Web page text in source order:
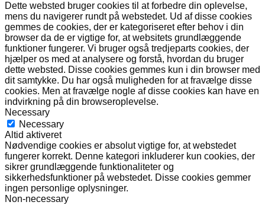
Dette websted bruger cookies til at forbedre din oplevelse,
mens du navigerer rundt på webstedet. Ud af disse cookies
gemmes de cookies, der er kategoriseret efter behov i din
browser da de er vigtige for, at websitets grundlæggende
funktioner fungerer. Vi bruger også tredjeparts cookies, der
hjælper os med at analysere og forstå, hvordan du bruger
dette websted. Disse cookies gemmes kun i din browser med
dit samtykke. Du har også muligheden for at fravælge disse
cookies. Men at fravælge nogle af disse cookies kan have en
indvirkning på din browseroplevelse.
Necessary
Necessary
Altid aktiveret
Nødvendige cookies er absolut vigtige for, at webstedet
fungerer korrekt. Denne kategori inkluderer kun cookies, der
sikrer grundlæggende funktionaliteter og
sikkerhedsfunktioner på webstedet. Disse cookies gemmer
ingen personlige oplysninger.
Non-necessary